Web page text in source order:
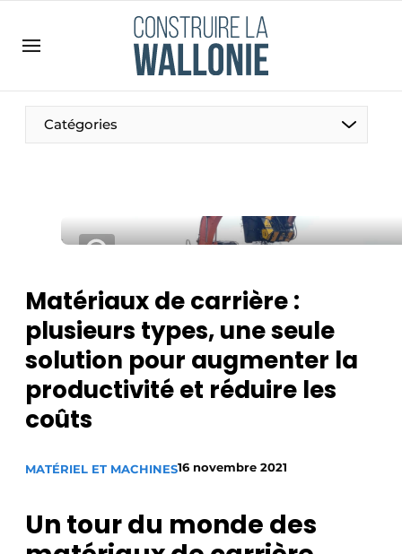
Emploi
Enregistrer une offre d’emploi
Meest gelezen
Podcasts
Privacy / Cookie statement
S’inscrire à l’événement
S’inscrire
Termes et conditions
Catégories
Construction bois
Matériaux de carrière :
plusieurs types, une seule
solution pour augmenter la
productivité et réduire les
coûts
MATÉRIEL ET MACHINES16 novembre 2021
Un tour du monde des